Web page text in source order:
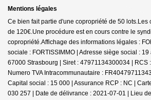
Mentions légales
Ce bien fait partie d'une copropriété de 50 lots.Les
de 120€.Une procédure est en cours contre le
copropriété.Affichage des informations légales :
sociale : FORTISSIMMO | Adresse siège social :
67000 Strasbourg | Siret : 47971134300034 | RCS
Numero TVA Intracommunautaire :
Capital social : 15 000 | Assurance RCP : NC |
030 257 | Date de délivrance : 2021-07-01 | Lieu